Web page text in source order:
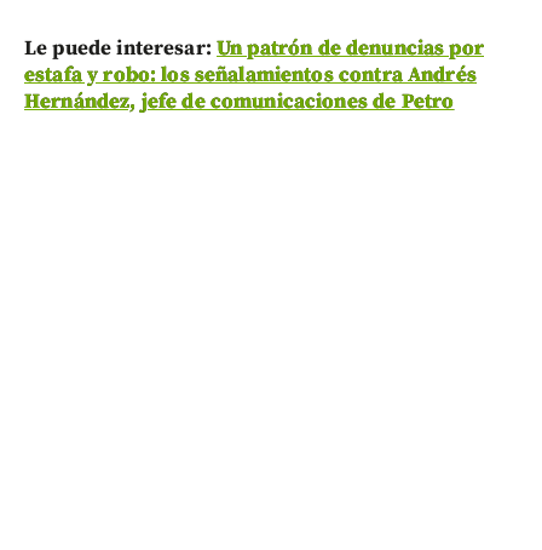
Le puede interesar: Un patrón de denuncias por
estafa y robo: los señalamientos contra Andrés
Hernández, jefe de comunicaciones de Petro